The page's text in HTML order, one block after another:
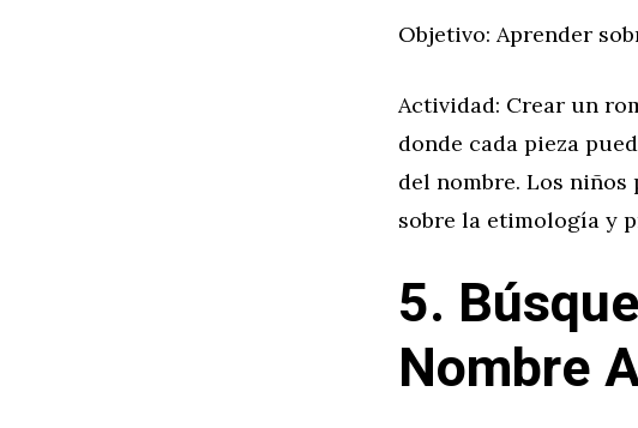
Objetivo: Aprender
Actividad: Crear un
donde cada pieza
del nombre. Los niños
sobre la etimología y
5.
Nombre